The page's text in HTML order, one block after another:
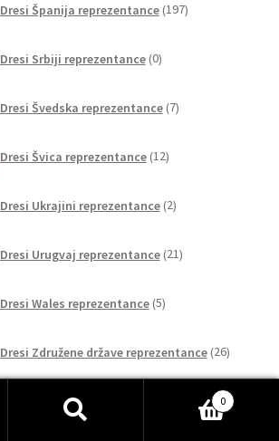
Dresi Španija reprezentance 197izdelkov
Dresi Srbiji reprezentance 0izdelkov
Dresi Švedska reprezentance 7izdelkov
Dresi Švica reprezentance 12izdelkov
Dresi Ukrajini reprezentance 2izdelka
Dresi Urugvaj reprezentance 21izdelkov
Dresi Wales reprezentance 5izdelkov
Dresi Združene države reprezentance 26izdelkov
0